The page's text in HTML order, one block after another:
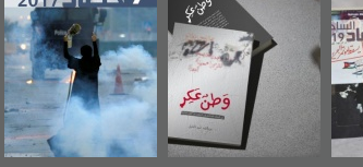
ويكيليكس السفارة
الأمريكية